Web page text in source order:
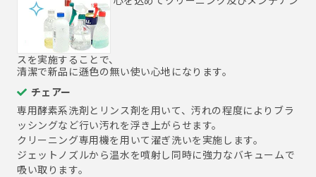
スを実施することで、
清潔で新品に遜色の無い使い心地になります。
チェアー
専用酵素系洗剤とリンス剤を用いて、汚れの程度によりブラ
ッシングなど行い汚れを浮き上がらせます。
クリーニング専用機を用いて濯ぎ洗いを実施します。
ジェットノズルから温水を噴射し同時に強力なバキュームで
吸い取ります。